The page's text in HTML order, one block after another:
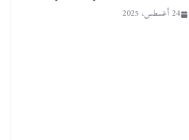
24 أغسطس، 2025